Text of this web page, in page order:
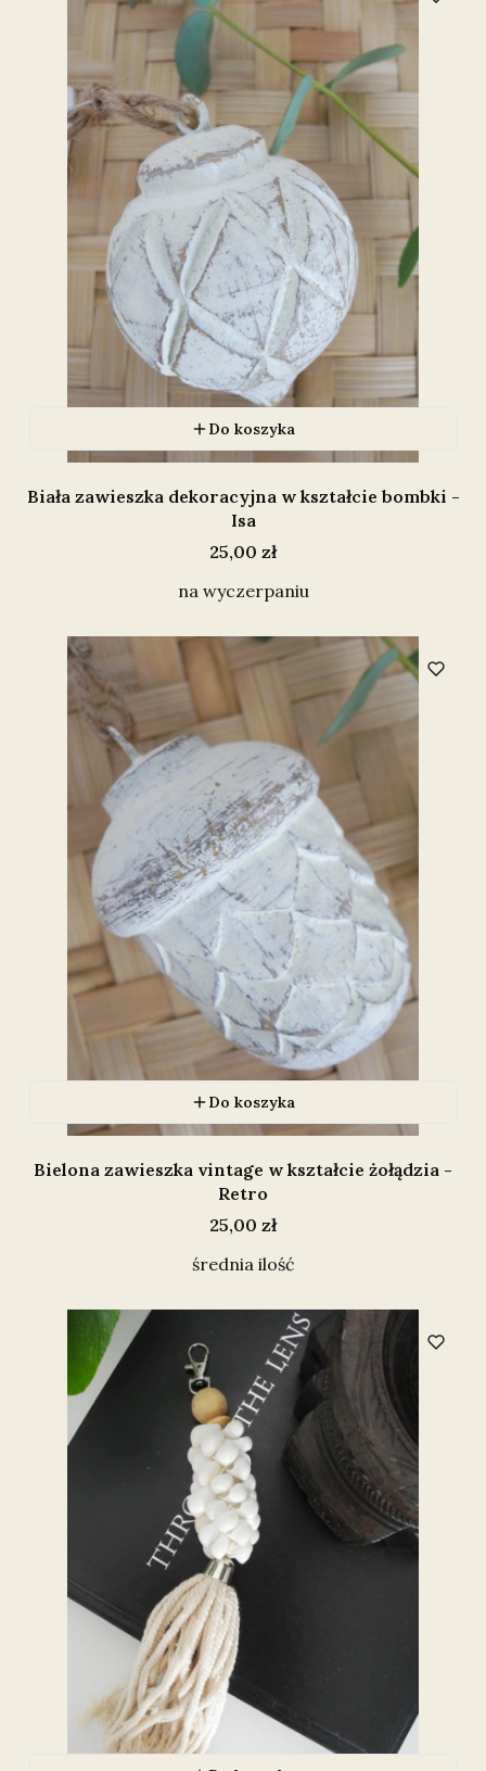
Do koszyka
Biała zawieszka dekoracyjna w kształcie bombki -
Isa
Cena
25,00 zł
na wyczerpaniu
Do koszyka
Bielona zawieszka vintage w kształcie żołądzia -
Retro
Cena
25,00 zł
średnia ilość